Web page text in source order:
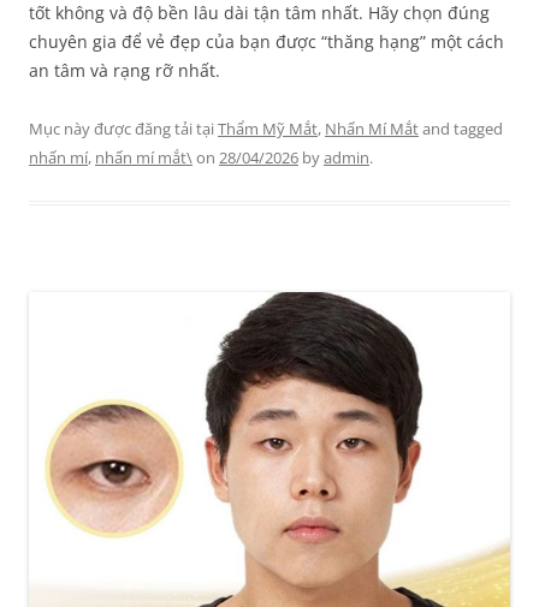
tốt không và độ bền lâu dài tận tâm nhất. Hãy chọn đúng
chuyên gia để vẻ đẹp của bạn được “thăng hạng” một cách
an tâm và rạng rỡ nhất.
Mục này được đăng tải tạiThẩm Mỹ Mắt, Nhấn Mí Mắtand tagged
nhấn mí, nhấn mí mắt\on 28/04/2026 byadmin.